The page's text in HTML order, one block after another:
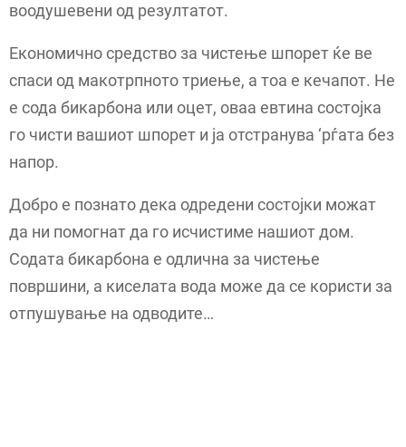
воодушевени од резултатот.
Економично средство за чистење шпорет ќе ве
спаси од макотрпното триење, а тоа е кечапот. Не
е сода бикарбона или оцет, оваа евтина состојка
го чисти вашиот шпорет и ја отстранува ‘рѓата без
напор.
Добро е познато дека одредени состојки можат
да ни помогнат да го исчистиме нашиот дом.
Содата бикарбона е одлична за чистење
површини, а киселата вода може да се користи за
отпушување на одводите…